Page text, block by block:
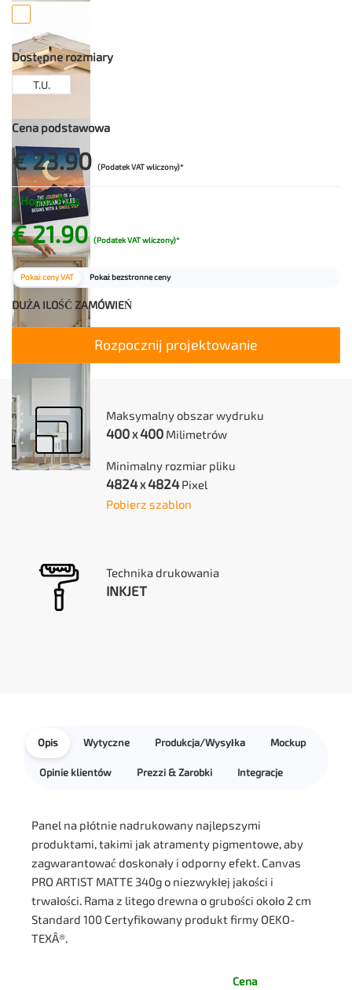
Dostępne rozmiary
T.U.
Cena podstawowa
€ 23.90 (Podatek VAT wliczony)*
Z Hoplix Plus
€ 21.90 (Podatek VAT wliczony)*
Pokaż ceny VAT Pokaż bezstronne ceny
DUŻA ILOŚĆ ZAMÓWIEŃ
Rozpocznij projektowanie
Maksymalny obszar wydruku
400 X 400Milimetrów
Minimalny rozmiar pliku
4824 X 4824Pixel
Pobierz szablon
Technika drukowania
INKJET
Opis Wytyczne Produkcja/Wysyłka Mockup
Opinie klientów Prezzi & Zarobki Integracje
Panel na płótnie nadrukowany najlepszymi
produktami, takimi jak atramenty pigmentowe, aby
zagwarantować doskonały i odporny efekt. Canvas
PRO ARTIST MATTE 340g o niezwykłej jakości i
trwałości. Rama z litego drewna o grubości około 2 cm
Standard 100 Certyfikowany produkt firmy OEKO-
TEXÂ®.
Cena